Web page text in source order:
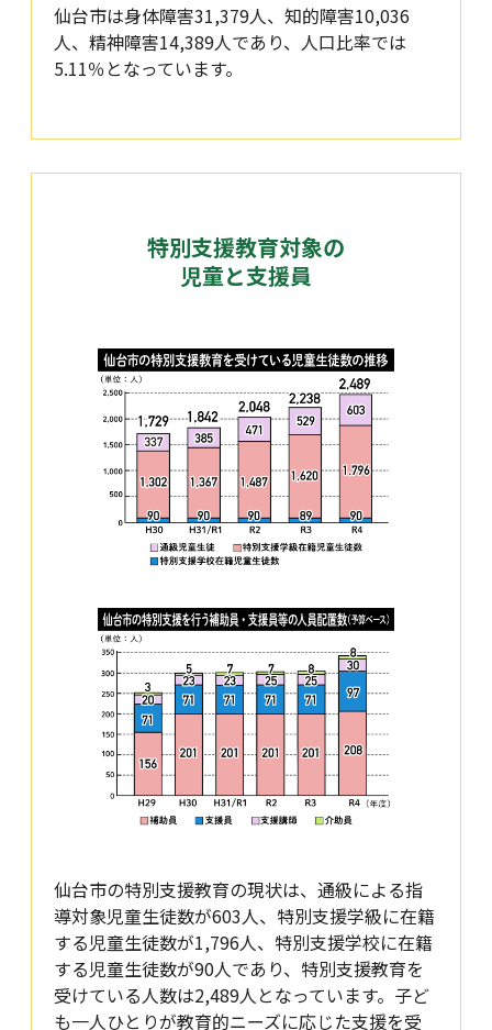
仙台市は身体障害31,379人、知的障害10,036
人、精神障害14,389人であり、人口比率では
5.11％となっています。
特別支援教育対象の
児童と支援員
仙台市の特別支援教育の現状は、通級による指
導対象児童生徒数が603人、特別支援学級に在籍
する児童生徒数が1,796人、特別支援学校に在籍
する児童生徒数が90人であり、特別支援教育を
受けている人数は2,489人となっています。子ど
も一人ひとりが教育的ニーズに応じた支援を受